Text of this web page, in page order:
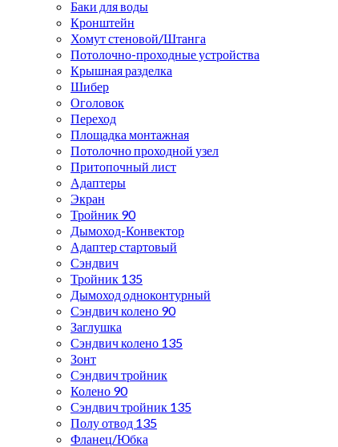
Баки для воды
Кронштейн
Хомут стеновой/Штанга
Потолочно-проходные устройства
Крышная разделка
Шибер
Оголовок
Переход
Площадка монтажная
Потолочно проходной узел
Притопочный лист
Адаптеры
Экран
Тройник 90
Дымоход-Конвектор
Адаптер стартовый
Сэндвич
Тройник 135
Дымоход одноконтурный
Сэндвич колено 90
Заглушка
Сэндвич колено 135
Зонт
Сэндвич тройник
Колено 90
Сэндвич тройник 135
Полу отвод 135
Фланец/Юбка